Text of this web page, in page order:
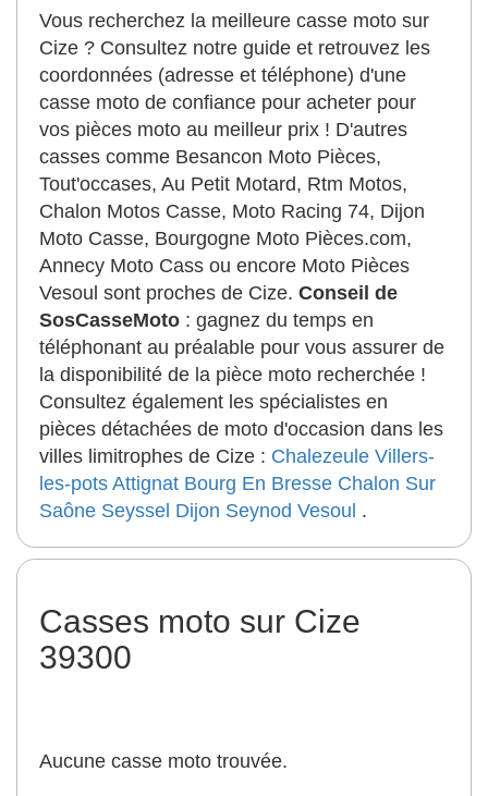
Vous recherchez la meilleure casse moto sur
Cize ? Consultez notre guide et retrouvez les
coordonnées (adresse et téléphone) d'une
casse moto de confiance pour acheter pour
vos pièces moto au meilleur prix ! D'autres
casses comme Besancon Moto Pièces,
Tout'occases, Au Petit Motard, Rtm Motos,
Chalon Motos Casse, Moto Racing 74, Dijon
Moto Casse, Bourgogne Moto Pièces.com,
Annecy Moto Cass ou encore Moto Pièces
Vesoul sont proches de Cize. Conseil de
SosCasseMoto : gagnez du temps en
téléphonant au préalable pour vous assurer de
la disponibilité de la pièce moto recherchée !
Consultez également les spécialistes en
pièces détachées de moto d'occasion dans les
villes limitrophes de Cize : Chalezeule Villers-
les-pots Attignat Bourg En Bresse Chalon Sur
Saône Seyssel Dijon Seynod Vesoul .
Casses moto sur Cize
39300
Aucune casse moto trouvée.